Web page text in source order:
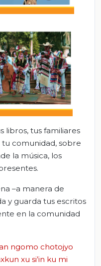
libros, tus familiares
tu comunidad, sobre
la música, los
–a manera de
y guarda tus escritos
en la comunidad
ngomo chotojyo
xu si’in ku mi